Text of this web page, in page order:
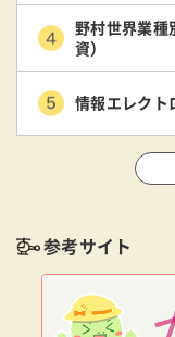
野村世界業種
資）
情報エレクト
参考サイト